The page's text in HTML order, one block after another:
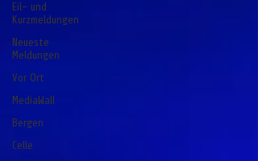
Eil- und
Kurzmeldungen
Neueste
Meldungen
Vor Ort
MediaWall
Bergen
Celle